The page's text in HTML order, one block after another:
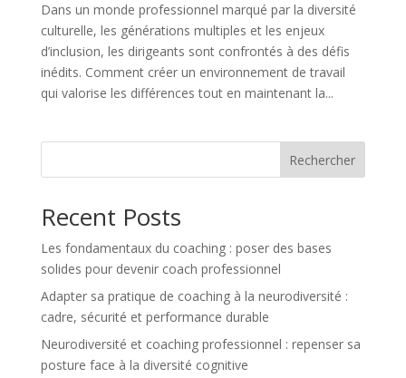
Dans un monde professionnel marqué par la diversité
culturelle, les générations multiples et les enjeux
d’inclusion, les dirigeants sont confrontés à des défis
inédits. Comment créer un environnement de travail
qui valorise les différences tout en maintenant la...
Rechercher
Recent Posts
Les fondamentaux du coaching : poser des bases
solides pour devenir coach professionnel
Adapter sa pratique de coaching à la neurodiversité :
cadre, sécurité et performance durable
Neurodiversité et coaching professionnel : repenser sa
posture face à la diversité cognitive